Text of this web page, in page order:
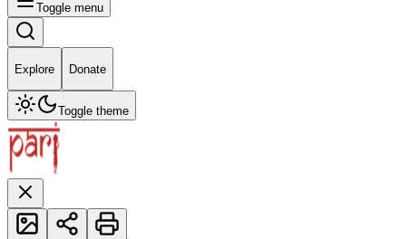
Toggle menu
Explore Donate
Toggle theme